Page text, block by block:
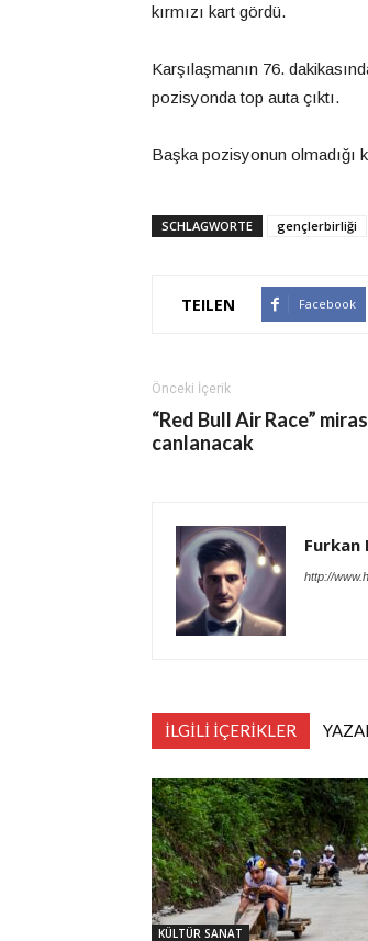
kırmızı kart gördü.
Karşılaşmanın 76.
pozisyonda top auta çıktı.
Başka pozisyonun olmadığı
SCHLAGWORTE gençlerbirliği
TEILEN Facebook
Önceki İçerik
“Red Bull Air Race”
canlanacak
Furkan
http://
İLGİLİ İÇERİKLER
KÜLTÜR SANAT